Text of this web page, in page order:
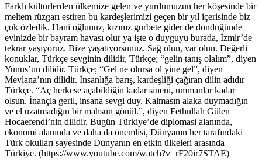
Farklı kültürlerden ülkemize gelen ve yurdumuzun her köşesinde bir
meltem rüzgarı estiren bu kardeşlerimizi geçen bir yıl içerisinde biz
çok özledik. Hani oğlunuz, kızınız gurbete gider de döndüğünde
evinizde bir bayram havası olur ya işte o duyguyu burada, İzmir’de
tekrar yaşıyoruz. Bize yaşatıyorsunuz. Sağ olun, var olun. Değerli
konuklar, Türkçe sevginin dilidir, Türkçe; “gelin tanış olalım”, diyen
Yunus’un dilidir. Türkçe; “Gel ne olursa ol yine gel”, diyen
Mevlana’nın dilidir. İnsanlığa barış, kardeşliği çağıran dilin adıdır
Türkçe. “Aç herkese açabildiğin kadar sineni, ummanlar kadar
olsun. İnançla geril, insana sevgi duy. Kalmasın alaka duymadığın
ve el uzatmadığın bir mahsun gönül.”, diyen Fethullah Gülen
Hocaefendi’nin dilidir. Bugün Türkiye’de diplomasi alanında,
ekonomi alanında ve daha da önemlisi, Dünyanın her tarafındaki
Türk okulları sayesinde Dünyanın en etkin ülkeleri arasında
Türkiye. (https://www.youtube.com/watch?v=rF20ir7STAE)